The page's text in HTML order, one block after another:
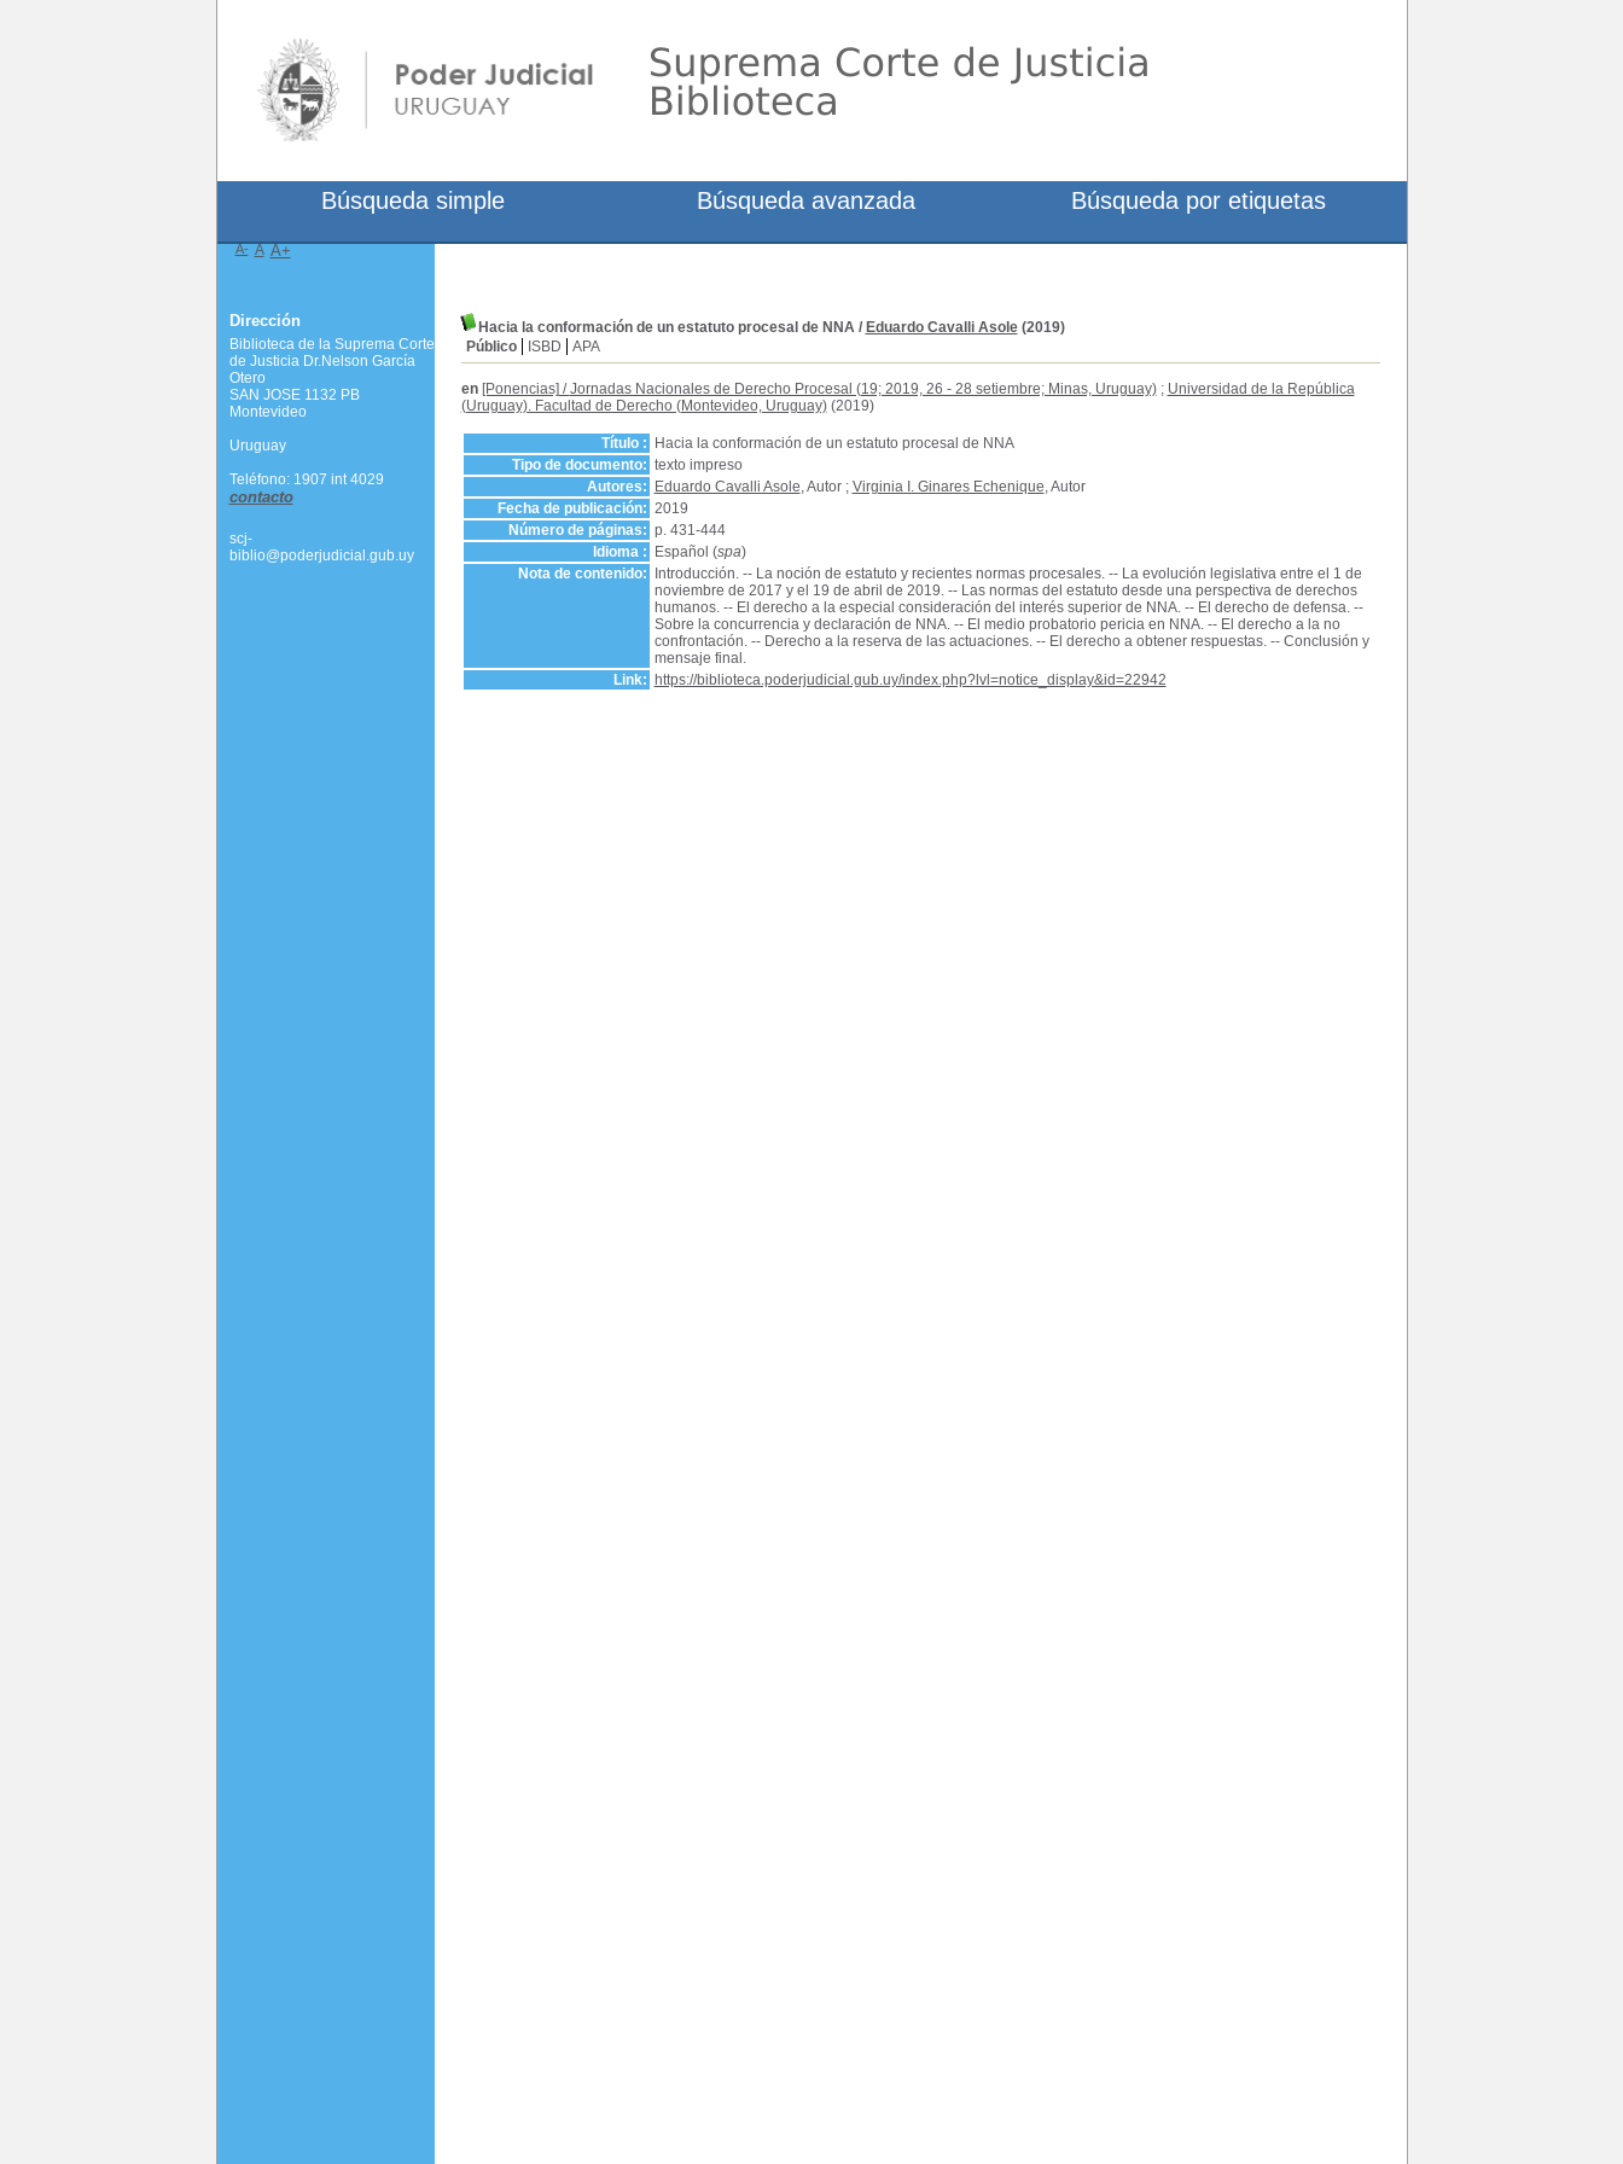
Hacia la conformación de un estatuto procesal de NNA/ Eduardo Cavalli Asole(2019)
Público
ISBD APA
en [Ponencias] /Jornadas Nacionales de Derecho Procesal (19; 2019, 26 - 28 setiembre; Minas, Uruguay); Universidad de la República
(Uruguay). Facultad de Derecho (Montevideo, Uruguay)(2019)
Título :
Hacia la conformación de un estatuto procesal de NNA
Tipo de documento: texto impreso
Autores:
Eduardo Cavalli Asole, Autor ; Virginia I. Ginares Echenique, Autor
Fecha de publicación: 2019
Número de páginas: p. 431-444
Idioma :
Español (spa)
Nota de contenido:
Introducción. -- La noción de estatuto y recientes normas procesales. -- La evolución legislativa entre el 1 de
noviembre de 2017 y el 19 de abril de 2019. -- Las normas del estatuto desde una perspectiva de derechos
humanos. -- El derecho a la especial consideración del interés superior de NNA. -- El derecho de defensa. --
Sobre la concurrencia y declaración de NNA. -- El medio probatorio pericia en NNA. -- El derecho a la no
confrontación. -- Derecho a la reserva de las actuaciones. -- El derecho a obtener respuestas. -- Conclusión y
mensaje final.
Link:
https://biblioteca.poderjudicial.gub.uy/index.php?lvl=notice_display&id=22942
Búsqueda simple Búsqueda avanzada Búsqueda por etiquetas
A- A A+
Dirección
Biblioteca de la Suprema Corte
de Justicia Dr.Nelson García
Otero
SAN JOSE 1132 PB
Montevideo
Uruguay
Teléfono: 1907 int 4029
contacto
scj-
biblio@poderjudicial.gub.uy